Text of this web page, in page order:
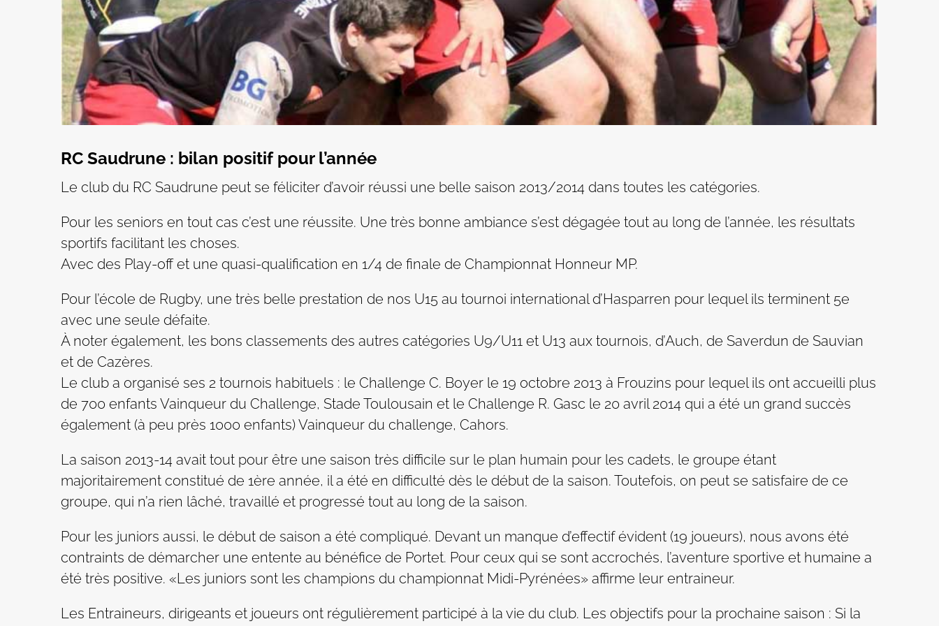
RC Saudrune : bilan positif pour l’année
Le club du RC Saudrune peut se féliciter d’avoir réussi une belle saison 2013/2014 dans toutes les catégories.
Pour les seniors en tout cas c’est une réussite. Une très bonne ambiance s’est dégagée tout au long de l’année, les résultats
sportifs facilitant les choses.
Avec des Play-off et une quasi-qualification en 1/4 de finale de Championnat Honneur MP.
Pour l’école de Rugby, une très belle prestation de nos U15 au tournoi international d’Hasparren pour lequel ils terminent 5e
avec une seule défaite.
À noter également, les bons classements des autres catégories U9/U11 et U13 aux tournois, d’Auch, de Saverdun de Sauvian
et de Cazères.
Le club a organisé ses 2 tournois habituels : le Challenge C. Boyer le 19 octobre 2013 à Frouzins pour lequel ils ont accueilli plus
de 700 enfants Vainqueur du Challenge, Stade Toulousain et le Challenge R. Gasc le 20 avril 2014 qui a été un grand succès
également (à peu près 1000 enfants) Vainqueur du challenge, Cahors.
La saison 2013-14 avait tout pour être une saison très difficile sur le plan humain pour les cadets, le groupe étant
majoritairement constitué de 1ère année, il a été en difficulté dès le début de la saison. Toutefois, on peut se satisfaire de ce
groupe, qui n’a rien lâché, travaillé et progressé tout au long de la saison.
Pour les juniors aussi, le début de saison a été compliqué. Devant un manque d’effectif évident (19 joueurs), nous avons été
contraints de démarcher une entente au bénéfice de Portet. Pour ceux qui se sont accrochés, l’aventure sportive et humaine a
été très positive. «Les juniors sont les champions du championnat Midi-Pyrénées» affirme leur entraineur.
Les Entraineurs, dirigeants et joueurs ont régulièrement participé à la vie du club. Les objectifs pour la prochaine saison : Si la